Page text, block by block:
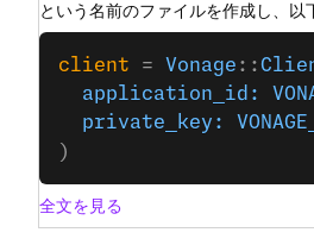
という名前のファイルを作成し、以
client = Vonage ::
  application_id:
  private_key:
)
全文を見る